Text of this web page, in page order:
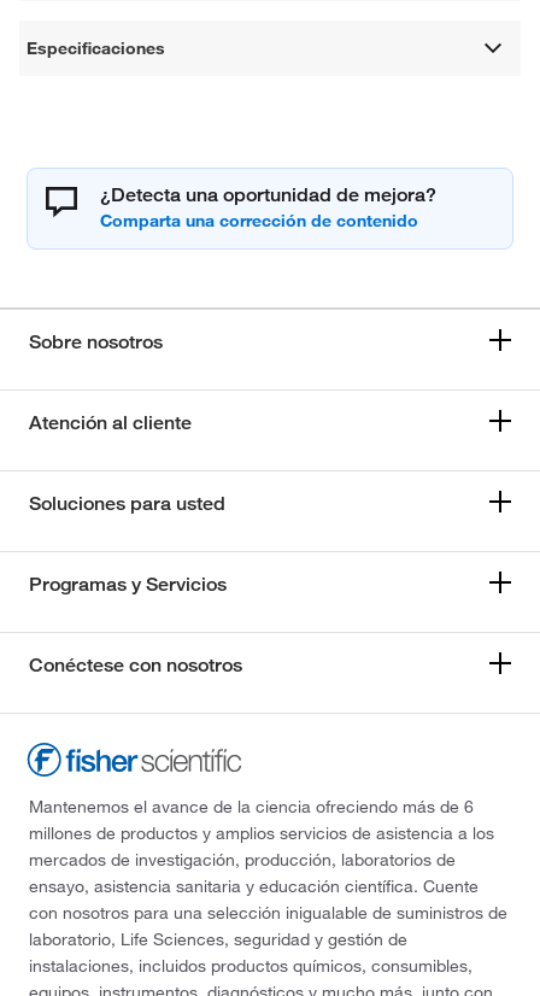
Especificaciones
¿Detecta una oportunidad de mejora?
Sobre nosotros
Atención al cliente
Soluciones para usted
Programas y Servicios
Conéctese con nosotros
Mantenemos el avance de la ciencia ofreciendo más de 6
millones de productos y amplios servicios de asistencia a los
mercados de investigación, producción, laboratorios de
ensayo, asistencia sanitaria y educación científica. Cuente
con nosotros para una selección inigualable de suministros de
laboratorio, Life Sciences, seguridad y gestión de
instalaciones, incluidos productos químicos, consumibles,